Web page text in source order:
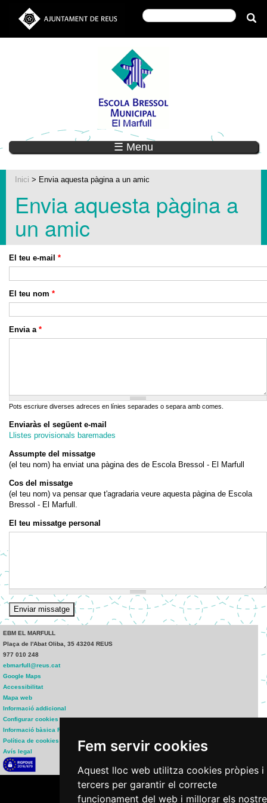
Fem servir cookies
Aquest lloc web utilitza cookies pròpies i
tercers per garantir el correcte
funcionament del web i millorar els
☰ Menu
Inici > Envia aquesta pàgina a un amic
Envia aquesta pàgina a
un amic
El teu e-mail *
El teu nom *
Envia a *
Pots escriure diverses adreces en línies separades o separa amb comes.
Enviaràs el següent e-mail
Llistes provisionals baremades
Assumpte del missatge
(el teu nom) ha enviat una pàgina des de Escola Bressol - El Marfull
Cos del missatge
(el teu nom) va pensar que t'agradaria veure aquesta pàgina de Escola
Bressol - El Marfull.
El teu missatge personal
EBM EL MARFULL
Plaça de l'Abat Oliba, 35 43204 REUS
977 010 248
ebmarfull@reus.cat
Google Maps
Accessibilitat
Mapa web
Informació addicional
Configurar cookies
Informació bàsica RGPD
Política de cookies
Avís legal